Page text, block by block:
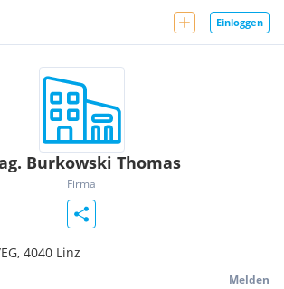
Einloggen
Burkowski Thomas
Firma
4040 Linz
Melden